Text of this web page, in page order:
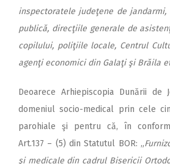
inspectoratele judeţene de
publică, direcţiile generale de
copilului, poliţiile locale, Centrul
agenţi economici din Galaţi şi Brăila
Deoarece Arhiepiscopia Dunării
domeniul socio-medical prin cele
parohiale şi pentru că, în
Art.137 – (5) din Statutul BOR: „
şi medicale din cadrul Bisericii